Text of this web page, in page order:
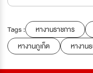
Tags : หางานราชการ
หางานภูเก็ต
หางาน